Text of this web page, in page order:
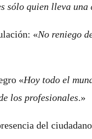
sólo quien lleva una
: «No reniego
«Hoy todo el
los profesionales.»
del